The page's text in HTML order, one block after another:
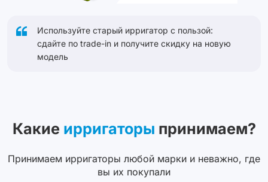
Используйте старый ирригатор с пользой:
сдайте по trade-in и получите скидку на новую
модель
Какие ирригаторы принимаем?
Принимаем ирригаторы любой марки и неважно, где
вы их покупали